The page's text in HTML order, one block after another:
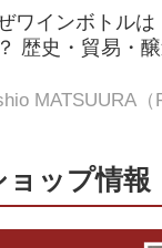
ワインボトル
歴史・貿易・
MATSUURA（
ップ情報